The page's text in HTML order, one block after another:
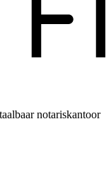
notariskantoor